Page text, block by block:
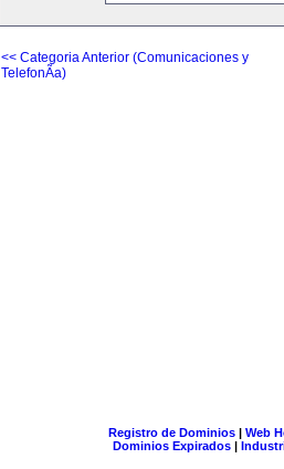
<< Categoria Anterior (Comunicaciones y
TelefonÃ­a)
Registro de Dominios| Web
Dominios Expirados |